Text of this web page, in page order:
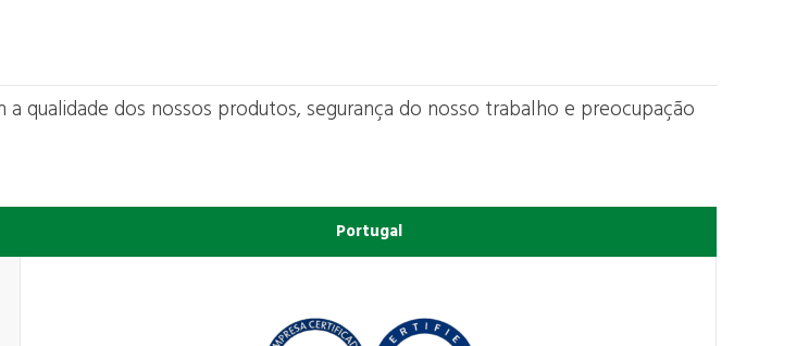
qualidade dos nossos produtos, segurança do nosso trabalho e preocupação
Portugal